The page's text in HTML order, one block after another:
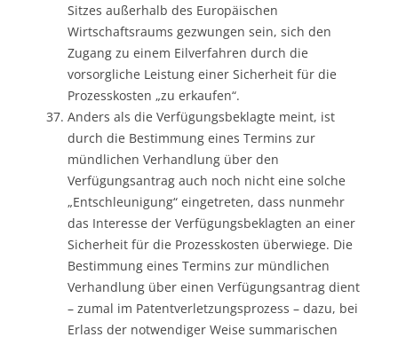
Sitzes außerhalb des Europäischen
Wirtschaftsraums gezwungen sein, sich den
Zugang zu einem Eilverfahren durch die
vorsorgliche Leistung einer Sicherheit für die
Prozesskosten „zu erkaufen“.
Anders als die Verfügungsbeklagte meint, ist
durch die Bestimmung eines Termins zur
mündlichen Verhandlung über den
Verfügungsantrag auch noch nicht eine solche
„Entschleunigung“ eingetreten, dass nunmehr
das Interesse der Verfügungsbeklagten an einer
Sicherheit für die Prozesskosten überwiege. Die
Bestimmung eines Termins zur mündlichen
Verhandlung über einen Verfügungsantrag dient
– zumal im Patentverletzungsprozess – dazu, bei
Erlass der notwendiger Weise summarischen